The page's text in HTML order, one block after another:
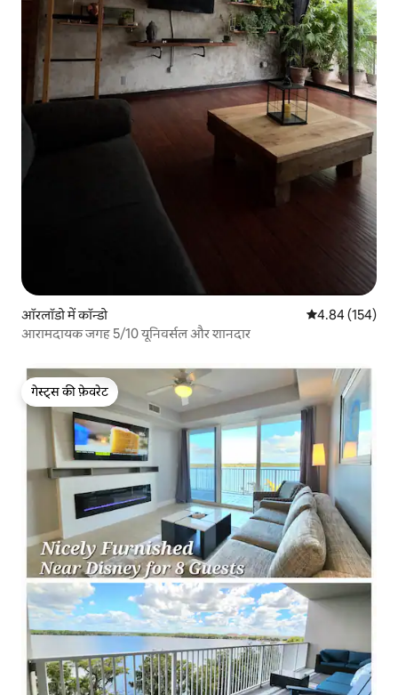
ऑरलॉडो में कॉन्डो औसत रेटिंग 5 में से
4.84 (154)
आरामदायक जगह 5/10 यूनिवर्सल और शानदार
गेस्ट्स की फ़ेवरेट
गेस्ट्स की फ़ेवरेट